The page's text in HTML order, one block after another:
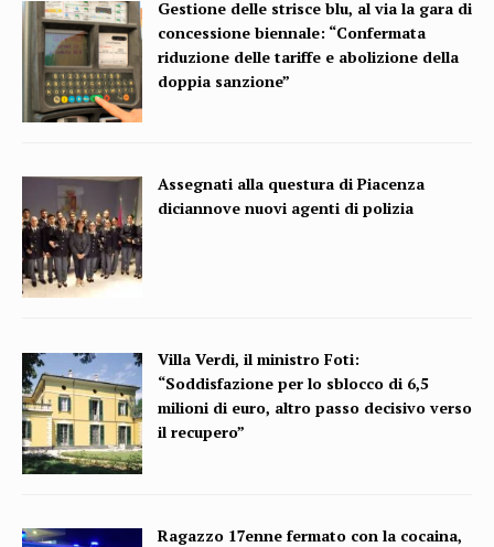
Gestione delle strisce blu, al via la gara di
concessione biennale: “Confermata
riduzione delle tariffe e abolizione della
doppia sanzione”
Assegnati alla questura di Piacenza
diciannove nuovi agenti di polizia
Villa Verdi, il ministro Foti:
“Soddisfazione per lo sblocco di 6,5
milioni di euro, altro passo decisivo verso
il recupero”
Ragazzo 17enne fermato con la cocaina,